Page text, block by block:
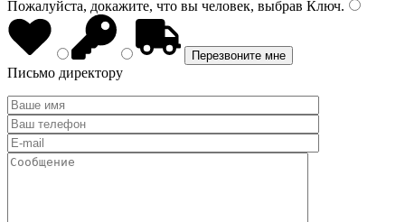
Пожалуйста, докажите, что вы человек, выбрав Ключ.
Письмо директору